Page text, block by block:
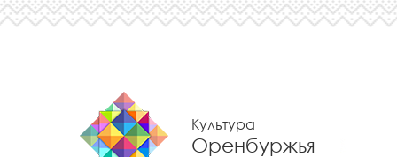
Культура
Оренбуржья